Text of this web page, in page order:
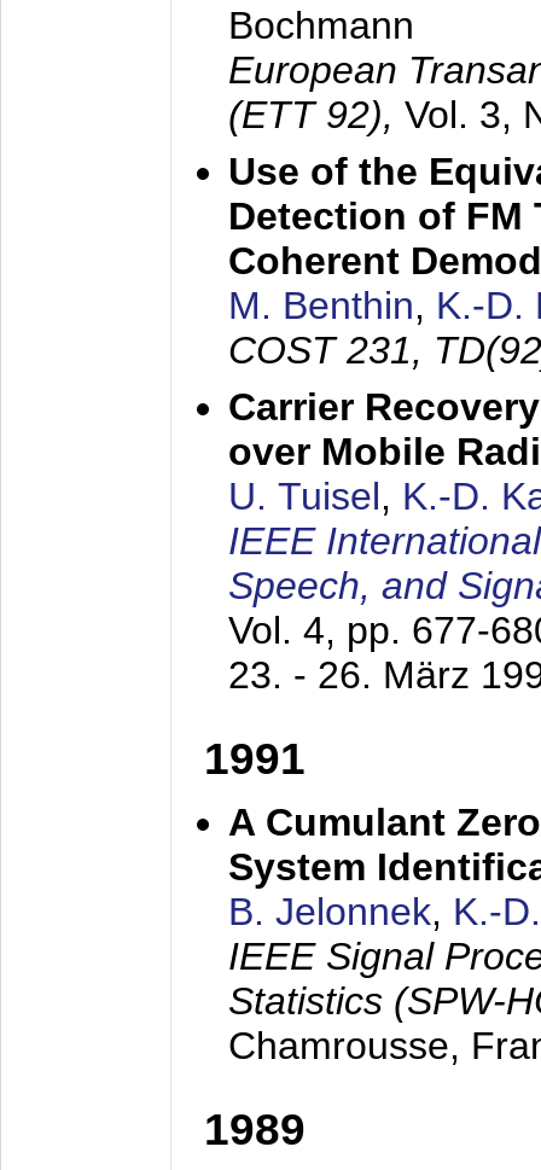
Bochmann
European
(ETT 92), Vol. 3,
Use of the
Detection of FM
Coherent
M. Benthin, K.-D.
COST 231,
Carrier
over Mobile
U. Tuisel, K.-D.
IEEE
Speech, and
Vol. 4, pp. 677-
23. - 26. März
1991
A Cumulant
System
B. Jelonnek, K.-
IEEE Signal
Statistics (SPW-
Chamrousse,
1989